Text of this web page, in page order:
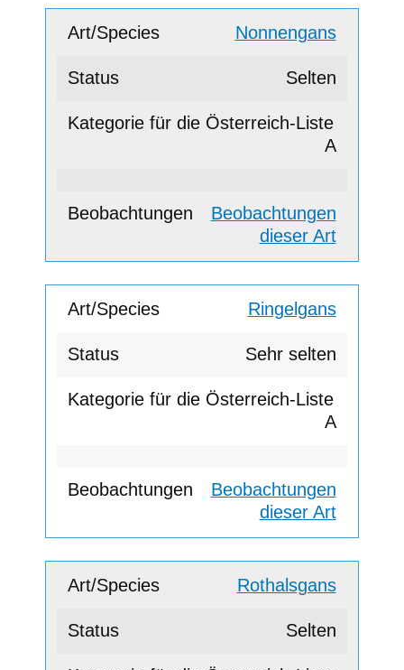
Nonnengans
Selten
A
Beobachtungen
dieser Art
Ringelgans
Sehr selten
A
Beobachtungen
dieser Art
Rothalsgans
Selten